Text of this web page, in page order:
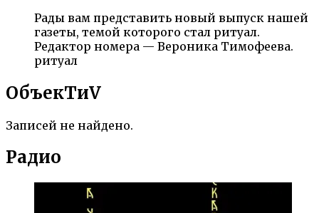
Рады вам представить новый выпуск нашей
газеты, темой которого стал ритуал.
Редактор номера — Вероника Тимофеева.
ритуал
ОбъекTиV
Записей не найдено.
Радио